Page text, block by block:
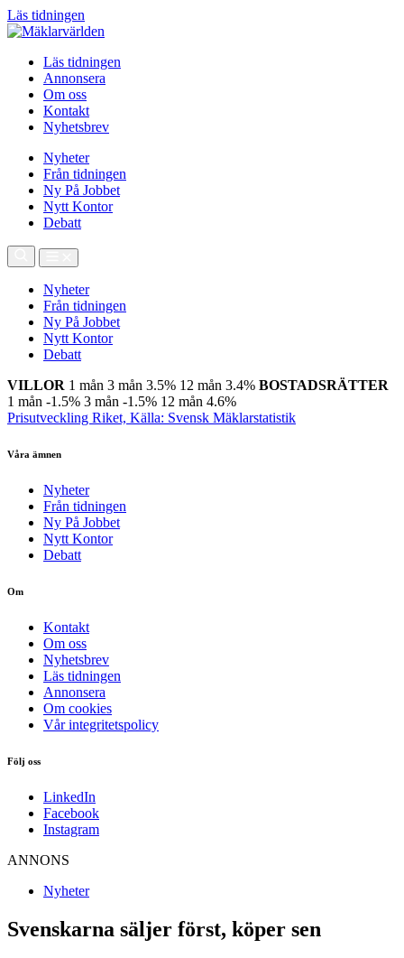
Läs tidningen
Läs tidningen
Annonsera
Om oss
Kontakt
Nyhetsbrev
Nyheter
Från tidningen
Ny På Jobbet
Nytt Kontor
Debatt
Nyheter
Från tidningen
Ny På Jobbet
Nytt Kontor
Debatt
VILLOR 1 mån 3 mån 3.5% 12 mån 3.4% BOSTADSRÄTTER
1 mån -1.5% 3 mån -1.5% 12 mån 4.6%
Prisutveckling Riket, Källa: Svensk Mäklarstatistik
Våra ämnen
Nyheter
Från tidningen
Ny På Jobbet
Nytt Kontor
Debatt
Om
Kontakt
Om oss
Nyhetsbrev
Läs tidningen
Annonsera
Om cookies
Vår integritetspolicy
Följ oss
LinkedIn
Facebook
Instagram
ANNONS
Nyheter
Svenskarna säljer först, köper sen